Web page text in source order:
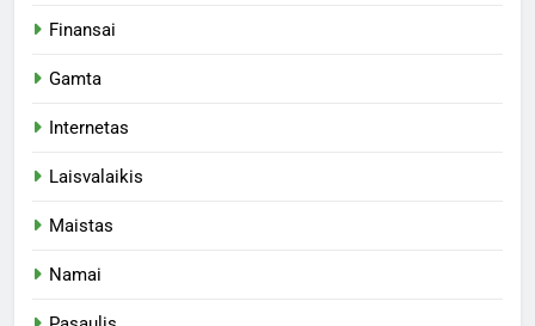
Finansai
Gamta
Internetas
Laisvalaikis
Maistas
Namai